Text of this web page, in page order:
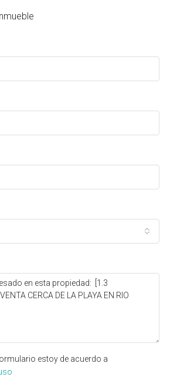
estoy de acuerdo a